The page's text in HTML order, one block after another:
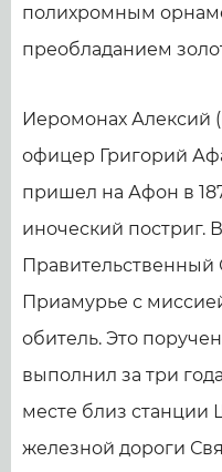
полихромным
преобладанием
Иеромонах Алексий
офицер Григорий
пришел на Афон в
иноческий постриг.
Правительственный
Приамурье с
обитель. Это
выполнил за три
месте близ станции
железной дороги